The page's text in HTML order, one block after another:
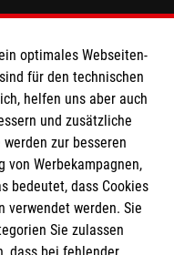
optimales Webseiten-
für den technischen
helfen uns aber auch
und zusätzliche
zur besseren
von Werbekampagnen,
bedeutet, dass Cookies
verwendet werden. Sie
Sie zulassen